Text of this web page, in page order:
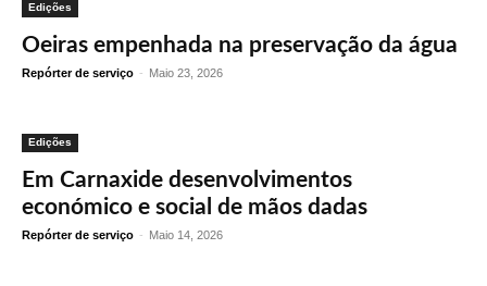
Edições
Oeiras empenhada na preservação da água
Repórter de serviço - Maio 23, 2026
Edições
Em Carnaxide desenvolvimentos
económico e social de mãos dadas
Repórter de serviço - Maio 14, 2026